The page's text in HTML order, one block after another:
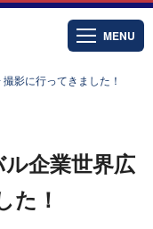
MENU
影に行ってきました！
ル企業世界広
た！